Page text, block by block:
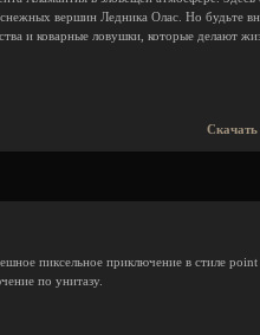
вершин Ледника Олас. Но будьте
и коварные ловушки, которые делают
пиксельное приключение в стиле
по унитазу.